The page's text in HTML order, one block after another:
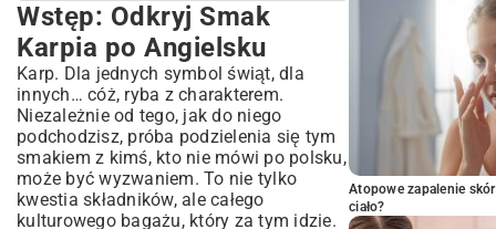
Wstęp: Odkryj Smak Karpia po Angielsku
Dlaczego warto znać angielski przepis na
karpia?
Klasyczne Polskie Przepisy na Karpia w
Angielskim Wydaniu
Karp Smażony: Od A do Z po Angielsku
Karp po Żydowsku: Tłumaczenie i Kontekst
Angielskie Słownictwo Kulinarne
Niezbędne do Przygotowania Karpia
Wstęp: Odkryj Smak
Karpia po Angielsku
Karp. Dla jednych symbol świąt, dla
innych… cóż, ryba z charakterem.
Niezależnie od tego, jak do niego
podchodzisz, próba podzielenia się tym
smakiem z kimś, kto nie mówi po polsku,
może być wyzwaniem. To nie tylko
kwestia składników, ale całego
kulturowego bagażu, który za tym idzie.
Atopowe zapalenie
ciało?